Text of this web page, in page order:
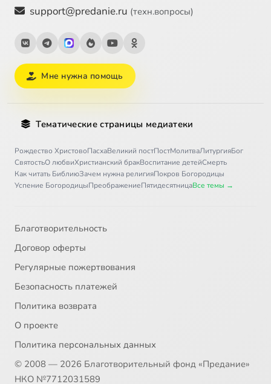
support@predanie.ru (техн.вопросы)
Мне нужна помощь
Тематические страницы медиатеки
Рождество ХристовоПасхаВеликий постПостМолитваЛитургияБог
СвятостьО любвиХристианский бракВоспитание детейСмерть
Как читать БиблиюЗачем нужна религияПокров Богородицы
Успение БогородицыПреображениеПятидесятницаВсе темы →
Благотворительность
Договор оферты
Регулярные пожертвования
Безопасность платежей
Политика возврата
О проекте
Политика персональных данных
© 2008 — 2026 Благотворительный фонд «Предание»
НКО №7712031589